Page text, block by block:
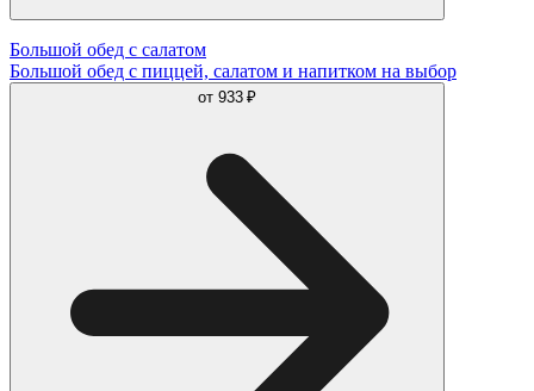
Большой обед с салатом
Большой обед с пиццей, салатом и напитком на выбор
от 933 ₽